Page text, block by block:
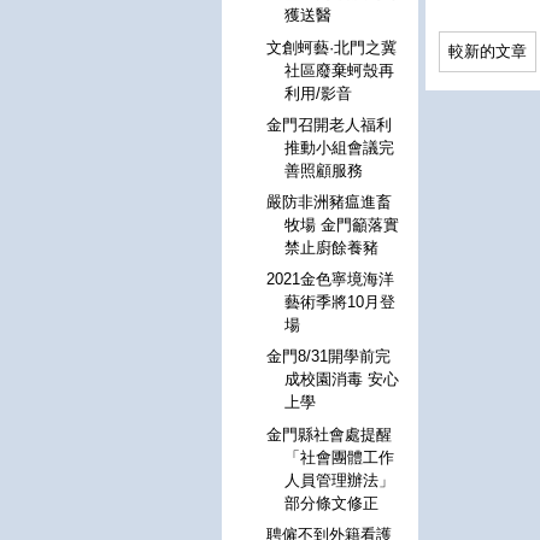
較新的文章
獲送醫
文創蚵藝·北門之冀
社區廢棄蚵殼再
利用/影音
金門召開老人福利
推動小組會議完
善照顧服務
嚴防非洲豬瘟進畜
牧場 金門籲落實
禁止廚餘養豬
2021金色寧境海洋
藝術季將10月登
場
金門8/31開學前完
成校園消毒 安心
上學
金門縣社會處提醒
「社會團體工作
人員管理辦法」
部分條文修正
聘僱不到外籍看護